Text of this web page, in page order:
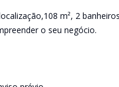
m², 2
o seu negócio.